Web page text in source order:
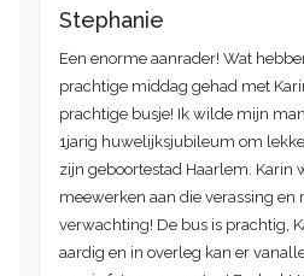
Stephanie
Een enorme aanrader! Wat
prachtige middag gehad met
prachtige busje! Ik wilde mijn
1jarig huwelijksjubileum om
zijn geboortestad Haarlem. Karin
meewerken aan die verassing en
verwachting! De bus is prachtig,
aardig en in overleg kan er